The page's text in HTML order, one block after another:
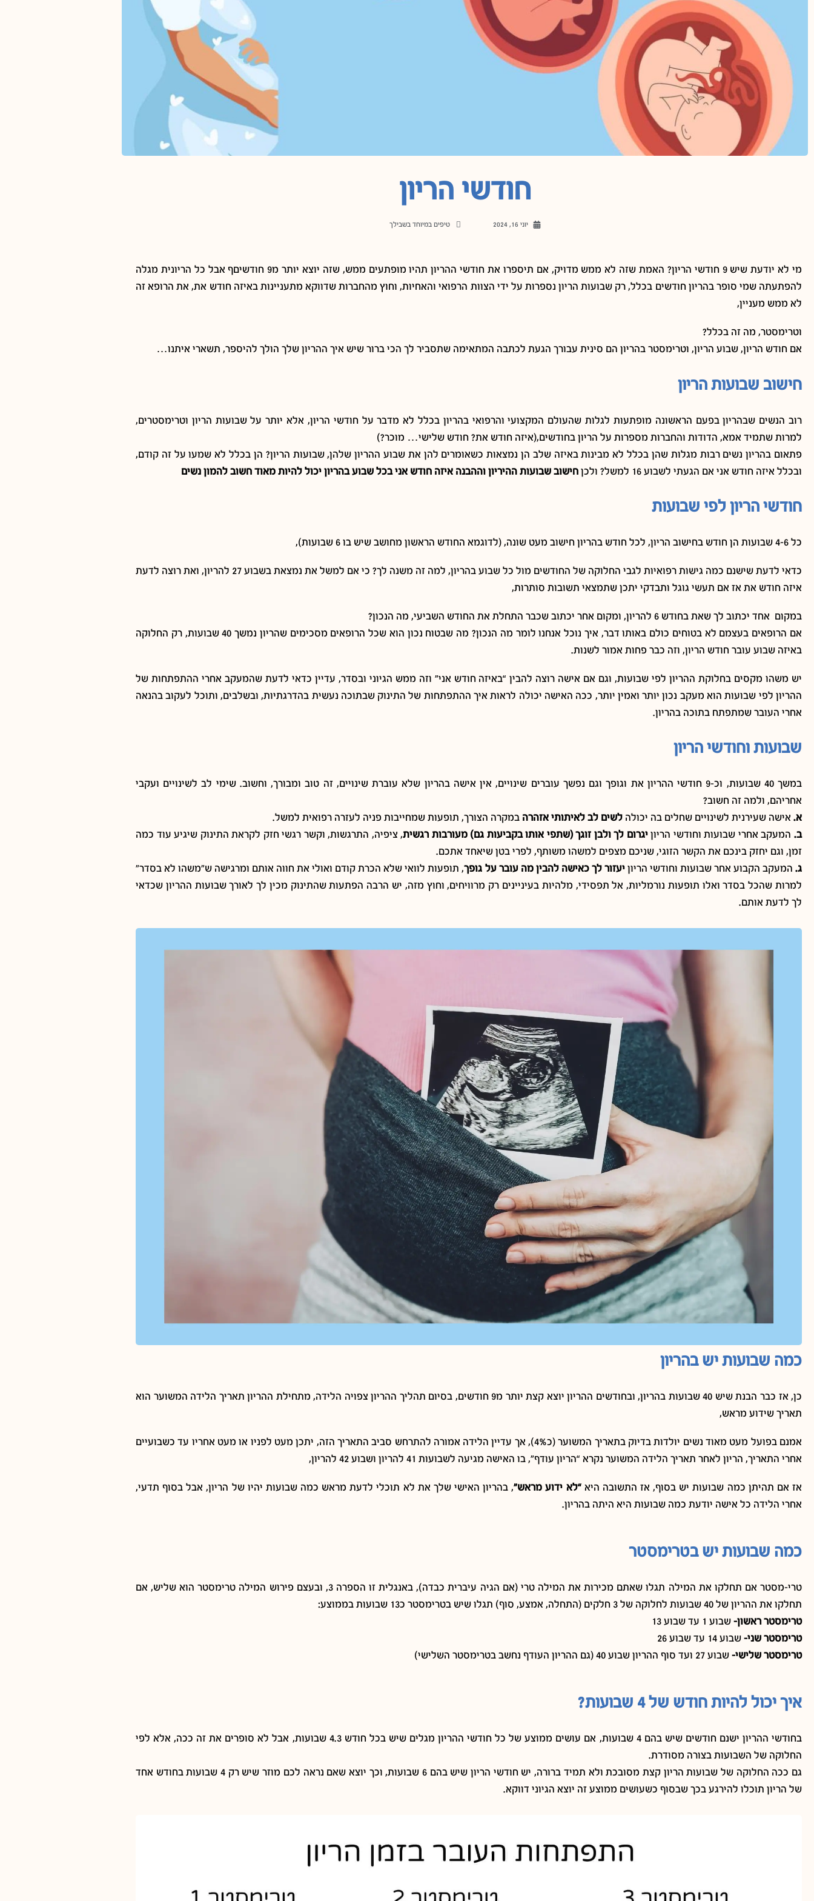
חודשי הריון
יוני 16, 2024 טיפים במיוחד בשבילך
מי לא יודעת שיש 9 חודשי הריון? האמת שזה לא ממש מדויק, אם תיספרו את חודשי ההריון תהיו מופתעים ממש, שזה יוצא יותר מ9 חודשיםף אבל כל הריונית מגלה
להפתעתה שמי סופר בהריון חודשים בכלל, רק שבועות הריון נספרות על ידי הצוות הרפואי והאחיות, וחוץ מהחברות שדווקא מתעניינות באיזה חודש את, את הרופא זה
לא ממש מעניין,
וטרימסטר, מה זה בכלל?
אם חודש הריון, שבוע הריון, וטרימסטר בהריון הם סינית עבורך הגעת לכתבה המתאימה שתסביר לך הכי ברור שיש איך ההריון שלך הולך להיספר, תשארי איתנו…
חישוב שבועות הריון
רוב הנשים שבהריון בפעם הראשונה מופתעות לגלות שהעולם המקצועי והרפואי בהריון בכלל לא מדבר על חודשי הריון, אלא יותר על שבועות הריון וטרימסטרים,
למרות שתמיד אמא, הדודות והחברות מספרות על הריון בחודשים,(איזה חודש את? חודש שלישי… מוכר?)
פתאום בהריון נשים רבות מגלות שהן בכלל לא מבינות באיזה שלב הן נמצאות כשאומרים להן את שבוע ההריון שלהן, שבועות הריון? הן בכלל לא שמעו על זה קודם,
ובכלל איזה חודש אני אם הגעתי לשבוע 16 למשל? ולכן
חישוב שבועות ההיריון וההבנה איזה חודש אני בכל שבוע בהריון יכול להיות מאוד חשוב להמון נשים
חודשי הריון לפי שבועות
כל 4-6 שבועות הן חודש בחישוב הריון, לכל חודש בהריון חישוב מעט שונה, (לדוגמא החודש הראשון מחושב שיש בו 6 שבועות),
כדאי לדעת שישנם כמה גישות רפואיות לגבי החלוקה של החודשים מול כל שבוע בהריון, למה זה משנה לך? כי אם למשל את נמצאת בשבוע 27 להריון, ואת רוצה לדעת
איזה חודש את אז אם תעשי גוגל ותבדקי יתכן שתמצאי תשובות סותרות,
במקום אחד יכתוב לך שאת בחודש 6 להריון, ומקום אחר יכתוב שכבר התחלת את החודש השביעי, מה הנכון?
אם הרופאים בעצמם לא בטוחים כולם באותו דבר, איך נוכל אנחנו לומר מה הנכון? מה שבטוח נכון הוא שכל הרופאים מסכימים שהריון נמשך 40 שבועות, רק החלוקה
באיזה שבוע עובר חודש הריון, וזה כבר פחות אמור לשנות.
יש משהו מקסים בחלוקת ההריון לפי שבועות, וגם אם אישה רוצה להבין “באיזה חודש אני” וזה ממש הגיוני ובסדר, עדיין כדאי לדעת שהמעקב אחרי ההתפתחות של
ההריון לפי שבועות הוא מעקב נכון יותר ואמין יותר, ככה האישה יכולה לראות איך ההתפתחות של התינוק שבתוכה נעשית בהדרגתיות, ובשלבים, ותוכל לעקוב בהנאה
אחרי העובר שמתפתח בתוכה בהריון.
שבועות וחודשי הריון
במשך 40 שבועות, וכ-9 חודשי ההריון את וגופך וגם נפשך עוברים שינויים, אין אישה בהריון שלא עוברת שינויים, זה טוב ומבורך, וחשוב. שימי לב לשינויים ועקבי
אחריהם, ולמה זה חשוב?
א. אישה שעירנית לשינויים שחלים בה יכולה לשים לב לאיתותי אזהרה במקרה הצורך, תופעות שמחייבות פניה לעזרה רפואית למשל.
ב.המעקב אחרי שבועות וחודשי הריוןיגרום לך ולבן זוגך (שתפי אותו בקביעות גם) מעורבות רגשית, ציפיה, התרגשות, וקשר רגשי חזק לקראת התינוק שיגיע עוד כמה
זמן, וגם יחזק בינכם את הקשר הזוגי, שניכם מצפים למשהו משותף, לפרי בטן שיאחד אתכם.
ג. המעקב הקבוע אחר שבועות וחודשי הריוןיעזור לך כאישה להבין מה עובר על גופך, תופעות לוואי שלא הכרת קודם ואולי את חווה אותם ומרגישה ש”משהו לא בסדר”
למרות שהכל בסדר ואלו תופעות נורמליות, אל תפסידי, מלהיות בעיניינים רק מרוויחים, וחוץ מזה, יש הרבה הפתעות שהתינוק מכין לך לאורך שבועות ההריון שכדאי
לך לדעת אותם.
כמה שבועות יש בהריון
כן, אז כבר הבנת שיש 40 שבועות בהריון, ובחודשים ההריון יוצא קצת יותר מ9 חודשים, בסיום תהליך ההריון צפויה הלידה, מתחילת ההריון תאריך הלידה המשוער הוא
תאריך שידוע מראש,
אמנם בפועל מעט מאוד נשים יולדות בדיוק בתאריך המשוער (כ4%), אך עדיין הלידה אמורה להתרחש סביב התאריך הזה, יתכן מעט לפניו או מעט אחריו עד כשבועיים
אחרי התאריך, הריון לאחר תאריך הלידה המשוער נקרא “הריון עודף”, בו האישה מגיעה לשבועות 41 להריון ושבוע 42 להריון,
אז אם תהיתן כמה שבועות יש בסוף, אז התשובה היא “לא ידוע מראש”, בהריון האישי שלך את לא תוכלי לדעת מראש כמה שבועות יהיו של הריון, אבל בסוף תדעי,
אחרי הלידה כל אישה יודעת כמה שבועות היא היתה בהריון.
כמה שבועות יש בטרימסטר
טרי-מסטר אם תחלקו את המילה תגלו שאתם מכירות את המילה טרי (אם הגיה עיברית כבדה), באנגלית זו הספרה 3, ובעצם פירוש המילה טרימסטר הוא שליש, אם
תחלקו את ההריון של 40 שבועות לחלוקה של 3 חלקים (התחלה, אמצע, סוף) תגלו שיש בטרימסטר כ13 שבועות בממוצע:
טרימסטר ראשון- שבוע 1 עד שבוע 13
טרימסטר שני- שבוע 14 עד שבוע 26
טרימסטר שלישי- שבוע 27 ועד סוף ההריון שבוע 40 (גם ההריון העודף נחשב בטרימסטר השלישי)
איך יכול להיות חודש של 4 שבועות?
בחודשי ההריון ישנם חודשים שיש בהם 4 שבועות, אם עושים ממוצע של כל חודשי ההריון מגלים שיש בכל חודש 4.3 שבועות, אבל לא סופרים את זה ככה, אלא לפי
החלוקה של השבועות בצורה מסודרת.
גם ככה החלוקה של שבועות הריון קצת מסובכת ולא תמיד ברורה, יש חודשי הריון שיש בהם 6 שבועות, וכך יוצא שאם נראה לכם מוזר שיש רק 4 שבועות בחודש אחד
של הריון תוכלו להירגע בכך שבסוף כשעושים ממוצע זה יוצא הגיוני דווקא.